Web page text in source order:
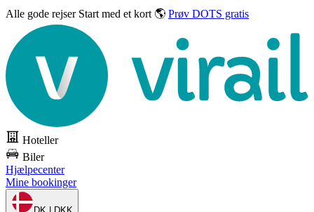
Alle gode rejser Start med et kort 🌎 Prøv DOTS gratis
Hoteller
Biler
Hjælpecenter
Mine bookinger